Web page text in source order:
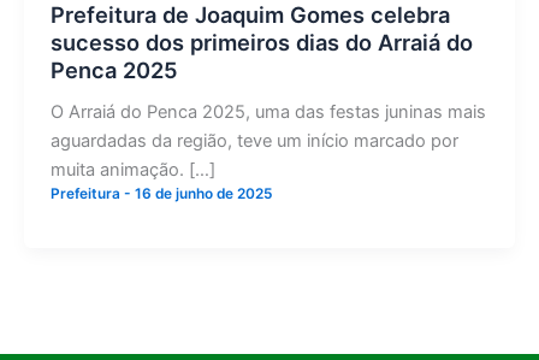
Prefeitura de Joaquim Gomes celebra
sucesso dos primeiros dias do Arraiá do
Penca 2025
O Arraiá do Penca 2025, uma das festas juninas mais
aguardadas da região, teve um início marcado por
muita animação. […]
Prefeitura - 16 de junho de 2025